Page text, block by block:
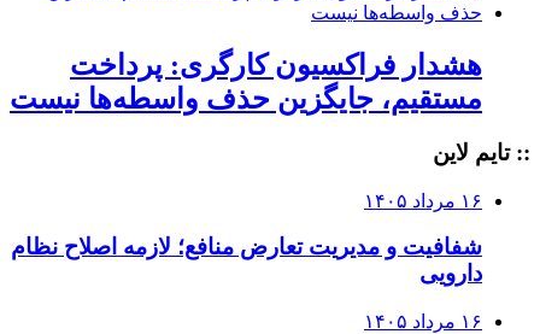
هشدار فراکسیون کارگری: پرداخت
مستقیم، جایگزین حذف واسطه‌ها نیست
:: تایم لاین
۱۶ مرداد ۱۴۰۵
شفافیت و مدیریت تعارض منافع؛ لازمه اصلاح نظام
دارویی
۱۶ مرداد ۱۴۰۵